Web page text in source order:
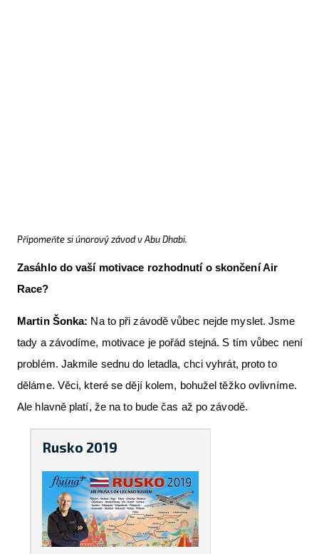
Připomeňte si únorový závod v Abu Dhabi.
Zasáhlo do vaší motivace rozhodnutí o skončení Air
Race?
Martin Šonka: Na to při závodě vůbec nejde myslet. Jsme
tady a závodíme, motivace je pořád stejná. S tím vůbec není
problém. Jakmile sednu do letadla, chci vyhrát, proto to
děláme. Věci, které se dějí kolem, bohužel těžko ovlivníme.
Ale hlavně platí, že na to bude čas až po závodě.
Rusko 2019